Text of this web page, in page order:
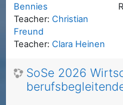
Bennies
Teacher: Christian
Freund
Teacher: Clara Heinen
SoSe 2026